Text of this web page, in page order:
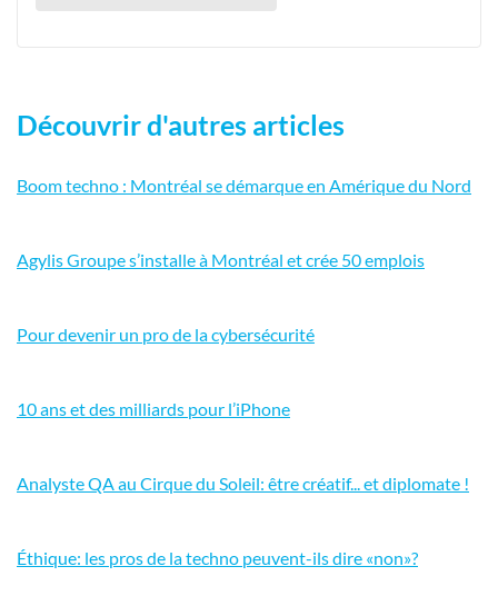
Découvrir d'autres articles
Boom techno : Montréal se démarque en Amérique du Nord
Agylis Groupe s’installe à Montréal et crée 50 emplois
Pour devenir un pro de la cybersécurité
10 ans et des milliards pour l’iPhone
Analyste QA au Cirque du Soleil: être créatif... et diplomate !
Éthique: les pros de la techno peuvent-ils dire «non»?